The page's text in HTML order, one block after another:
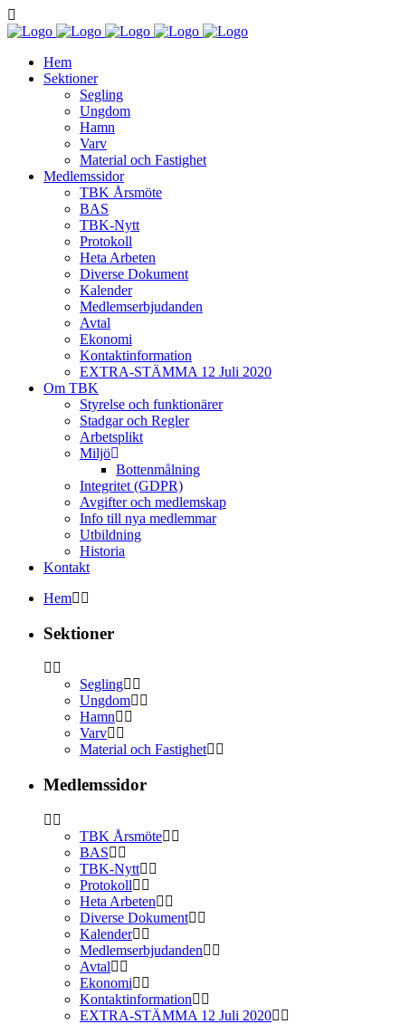
Hem
Sektioner
Segling
Ungdom
Hamn
Varv
Material och Fastighet
Medlemssidor
TBK Årsmöte
BAS
TBK-Nytt
Protokoll
Heta Arbeten
Diverse Dokument
Kalender
Medlemserbjudanden
Avtal
Ekonomi
Kontaktinformation
EXTRA-STÄMMA 12 Juli 2020
Om TBK
Styrelse och funktionärer
Stadgar och Regler
Arbetsplikt
Miljö
Bottenmålning
Integritet (GDPR)
Avgifter och medlemskap
Info till nya medlemmar
Utbildning
Historia
Kontakt
Hem
Sektioner
Segling
Ungdom
Hamn
Varv
Material och Fastighet
Medlemssidor
TBK Årsmöte
BAS
TBK-Nytt
Protokoll
Heta Arbeten
Diverse Dokument
Kalender
Medlemserbjudanden
Avtal
Ekonomi
Kontaktinformation
EXTRA-STÄMMA 12 Juli 2020